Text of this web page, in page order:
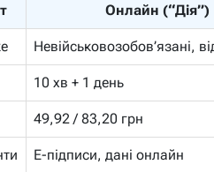
Онлайн (“Дія”)
Невійськовозобов’язані,
10 хв + 1 день
49,92 / 83,20 грн
Е-підписи, дані онлайн